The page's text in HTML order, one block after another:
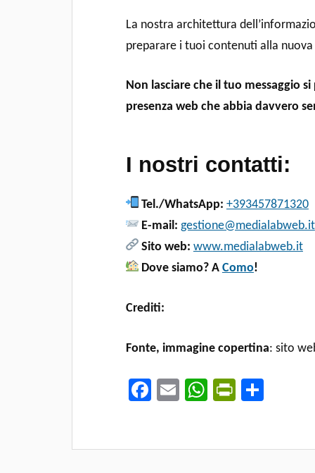
La nostra architettura
preparare i tuoi contenuti alla
Non lasciare che il tuo messaggio
presenza web che abbia davvero
I nostri contatti:
Tel./WhatsApp: +393457871320
E-mail: gestione@medialabweb.it
Sito web: www.medialabweb.it
Dove siamo? A Como!
Crediti:
Fonte, immagine copertina: sito
Fa
o
E
W
A
Pr
ri
di